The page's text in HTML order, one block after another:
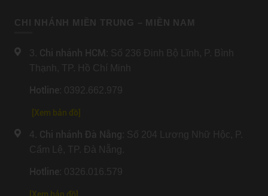
CHI NHÁNH MIỀN TRUNG – MIỀN NAM
3. Chi nhánh HCM : Số 236 Đinh Bộ Lĩnh, P. Bình
Thạnh, TP. Hồ Chí Minh
Hotline: 0392.662.979
[Xem bản đồ]
4. Chi nhánh Đà Nẵng: Số 204 Lương Nhữ Hộc, P.
Cẩm Lệ, TP. Đà Nẵng.
Hotline: 0326.016.579